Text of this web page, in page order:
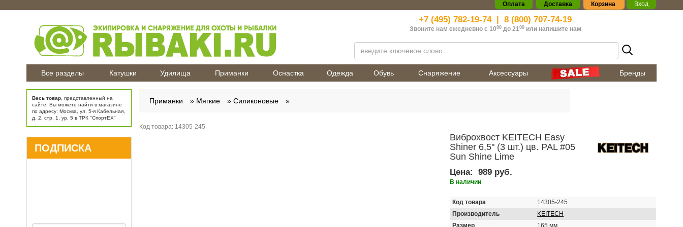
Оплата Доставка Корзина Вход
+7 (495) 782-19-74| 8 (800) 707-74-19
Звоните нам ежедневно с 1000до 2100 или напишите нам
Все разделы Катушки Удилища Приманки Оснастка Одежда Обувь Снаряжение Аксессуары Бренды
Приманки Мягкие Силиконовые
Код товара: 14305-245
Виброхвост KEITECH Easy
Shiner 6,5" (3 шт.) цв. PAL #05
Sun Shine Lime
Цена: 989 руб.
В наличии
Код товара
14305-245
Производитель
KEITECH
Весь товар , представленный на
сайте, Вы можете найти в магазине
по адресу: Москва, ул. 5-я Кабельная,
д. 2, стр. 1, ур. 5 в ТРК "СпортЕХ"
ПОДПИСКА